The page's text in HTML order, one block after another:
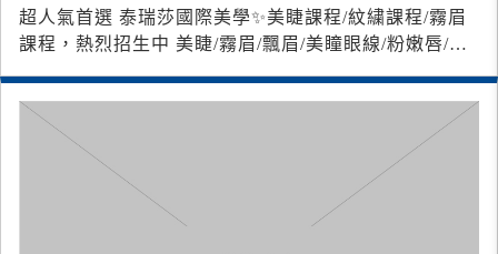
超人氣首選 泰瑞莎國際美學 ✨美睫課程/紋繍課程/霧眉
課程，熱烈招生中 美睫/霧眉/飄眉/美瞳眼線/粉嫩唇/粉